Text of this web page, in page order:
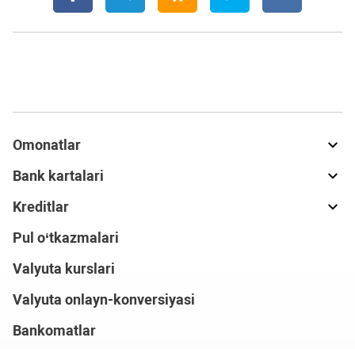
Omonatlar
Bank kartalari
Kreditlar
Pul o‘tkazmalari
Valyuta kurslari
Valyuta onlayn-konversiyasi
Bankomatlar